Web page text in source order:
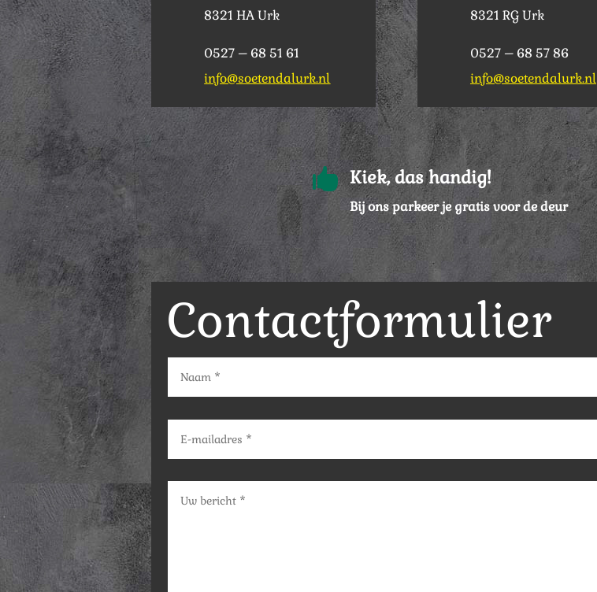
8321 HA Urk
0527 – 68 51 61
info@soetendalurk.nl
8321 RG Urk
0527 – 68 57 86
info@soetendalurk.nl
 Kiek, das handig!
Bij ons parkeer je gratis voor de deur
Contactformulier